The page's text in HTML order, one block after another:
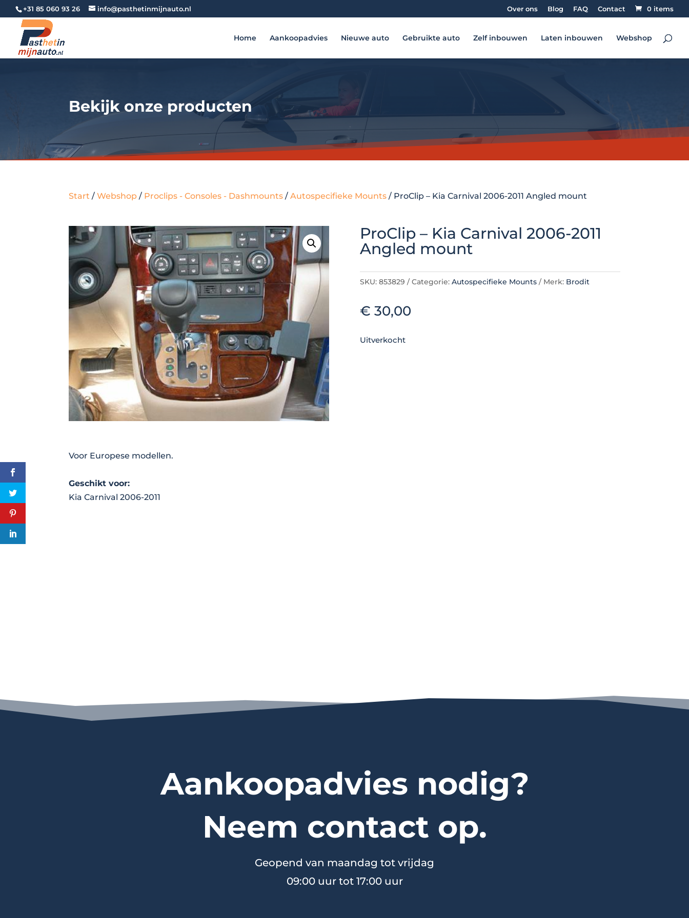
+31 85 060 93 26 info@pasthetinmijnauto.nl Over ons Blog FAQ Contact 0 items
Home Aankoopadvies Nieuwe auto Gebruikte auto Zelf inbouwen Laten inbouwen Webshop
Bekijk onze producten
Start /Webshop / Proclips - Consoles - Dashmounts /Autospecifieke Mounts / ProClip – Kia Carnival 2006-2011 Angled mount
ProClip – Kia Carnival 2006-2011
Angled mount
SKU: 853829 Categorie: Autospecifieke Mounts Merk: Brodit
€ 30,00
Uitverkocht
Voor Europese modellen.
Geschikt voor:
Kia Carnival 2006-2011
Aankoopadvies nodig?
Neem contact op.
Geopend van maandag tot vrijdag
09:00 uur tot 17:00 uur